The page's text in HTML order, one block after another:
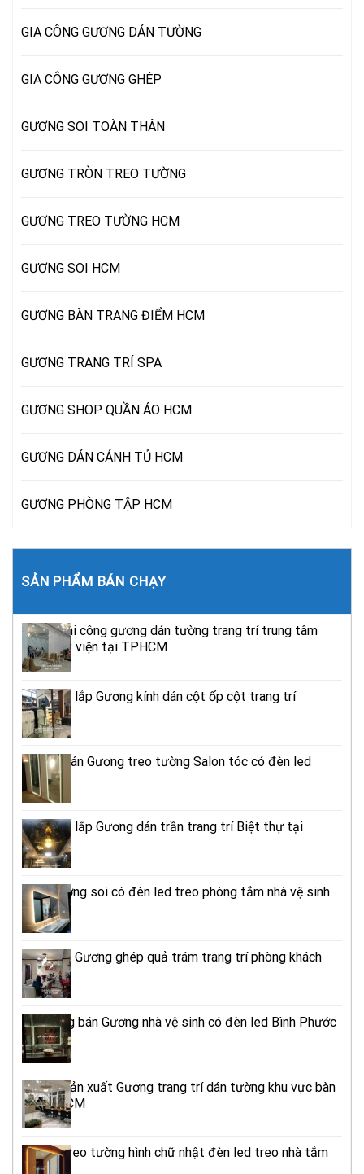
GIA CÔNG GƯƠNG DÁN TƯỜNG
GIA CÔNG GƯƠNG GHÉP
GƯƠNG SOI TOÀN THÂN
GƯƠNG TRÒN TREO TƯỜNG
GƯƠNG TREO TƯỜNG HCM
GƯƠNG SOI HCM
GƯƠNG BÀN TRANG ĐIỂM HCM
GƯƠNG TRANG TRÍ SPA
GƯƠNG SHOP QUẦN ÁO HCM
GƯƠNG DÁN CÁNH TỦ HCM
GƯƠNG PHÒNG TẬP HCM
SẢN PHẨM BÁN CHẠY
Đơn vị thi công gương dán tường trang trí trung tâm
thẩm mỹ viện tại TPHCM
Thi công lắp Gương kính dán cột ốp cột trang trí
TPHCM
Địa chỉ bán Gương treo tường Salon tóc có đèn led
TPHCM
Thi công lắp Gương dán trần trang trí Biệt thự tại
TPHCM
Mẫu gương soi có đèn led treo phòng tắm nhà vệ sinh
cao cấp
Thi công Gương ghép quả trám trang trí phòng khách
TPHCM
Cửa hàng bán Gương nhà vệ sinh có đèn led Bình Phước
Xưởng sản xuất Gương trang trí dán tường khu vực bàn
ăn TPHCM
Gương treo tường hình chữ nhật đèn led treo nhà tắm
TPHCM